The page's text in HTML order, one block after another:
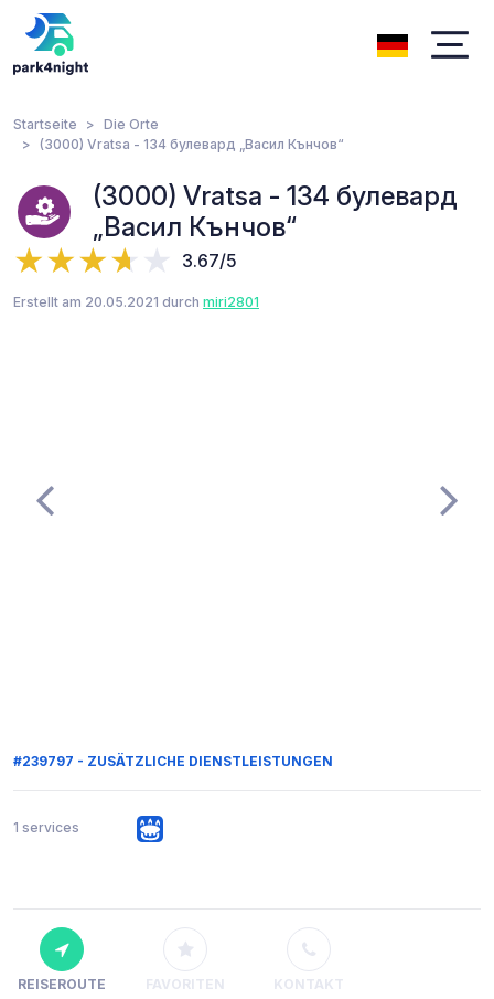
Startseite
Die Orte
(3000) Vratsa - 134 булевард „Васил Кънчов“
(3000) Vratsa - 134 булевард
„Васил Кънчов“
3.67/5
Erstellt am 20.05.2021 durch miri2801
#239797 - ZUSÄTZLICHE DIENSTLEISTUNGEN
1 services
REISEROUTE FAVORITEN KONTAKT